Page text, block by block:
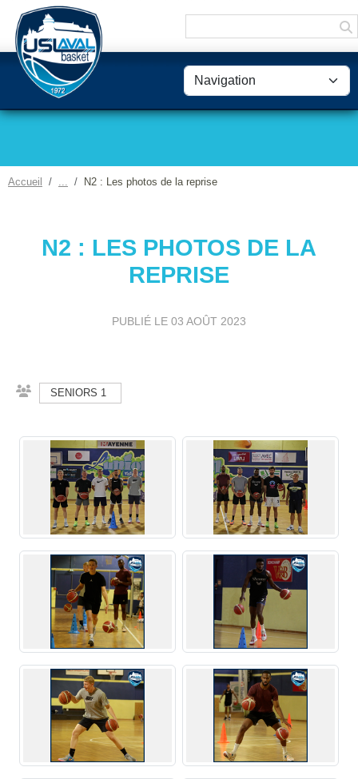
Accueil N2 : Les photos de la reprise
N2 : LES PHOTOS DE LA
REPRISE
PUBLIÉ LE 03 AOÛT 2023
SENIORS 1
Panneau de gestion des cookies